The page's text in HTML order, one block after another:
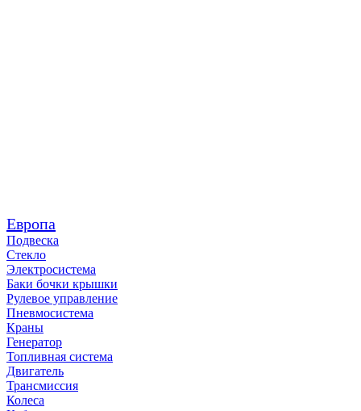
Европа
Подвеска
Стекло
Электросистема
Баки бочки крышки
Рулевое управление
Пневмосистема
Краны
Генератор
Топливная система
Двигатель
Трансмиссия
Колеса